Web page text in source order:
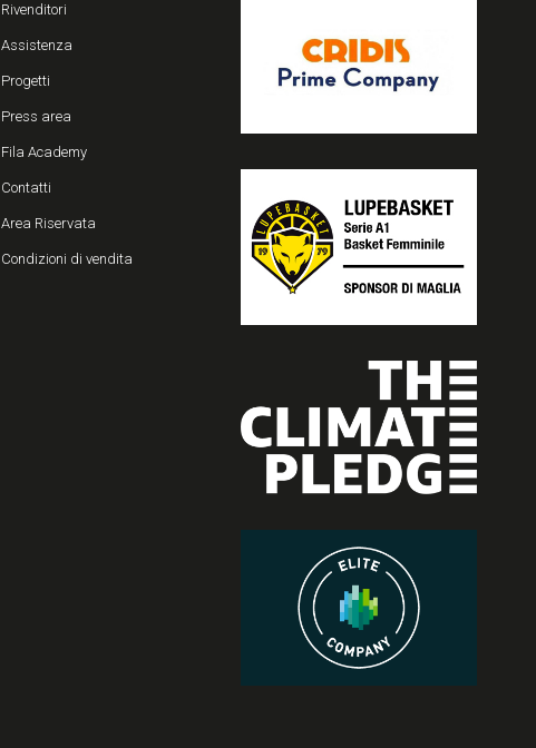
Rivenditori
Assistenza
Progetti
Press area
Fila Academy
Contatti
Area Riservata
Condizioni di vendita